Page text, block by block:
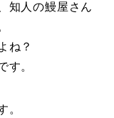
知人の鰻屋さん
ね？
す。
。